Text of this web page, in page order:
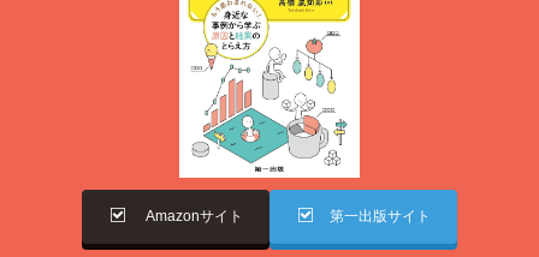
Amazonサイト 第一出版サイト